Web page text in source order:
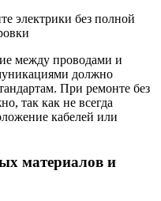
между проводами и
должно
При ремонте без
так как не всегда
кабелей или
материалов и